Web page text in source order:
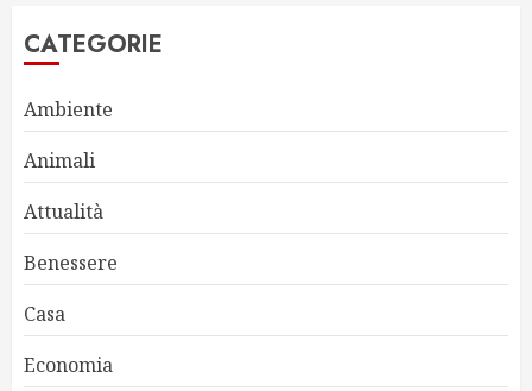
CATEGORIE
Ambiente
Animali
Attualità
Benessere
Casa
Economia